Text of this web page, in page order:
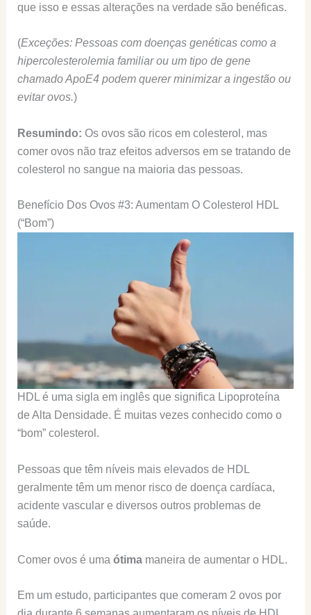
que isso e essas alterações na verdade são benéficas.
(Exceções: Pessoas com doenças genéticas como a
hipercolesterolemia familiar ou um tipo de gene
chamado ApoE4 podem querer minimizar a ingestão ou
evitar ovos.)
Resumindo: Os ovos são ricos em colesterol, mas
comer ovos não traz efeitos adversos em se tratando de
colesterol no sangue na maioria das pessoas.
Benefício Dos Ovos #3: Aumentam O Colesterol HDL
(“Bom”)
HDL é uma sigla em inglês que significa Lipoproteína
de Alta Densidade. É muitas vezes conhecido como o
“bom” colesterol.
Pessoas que têm níveis mais elevados de HDL
geralmente têm um menor risco de doença cardíaca,
acidente vascular e diversos outros problemas de
saúde.
Comer ovos é uma ótimamaneira de aumentar o HDL.
Em um estudo, participantes que comeram 2 ovos por